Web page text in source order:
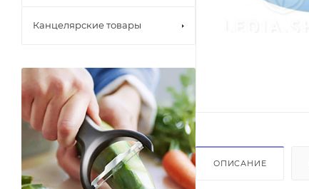
ОПИСАНИЕ
Канцелярские товары